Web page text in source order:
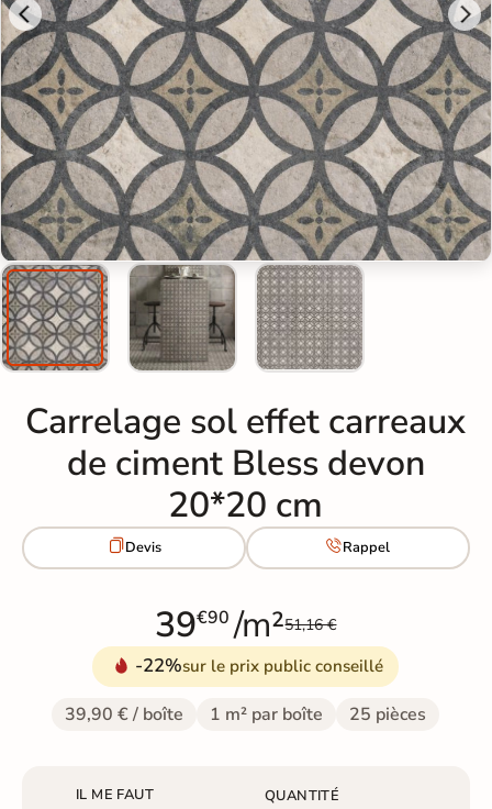
Carrelage sol effet carreaux
de ciment Bless devon
20*20 cm
Devis Rappel
39€90 /m²51,16 €
-22%sur le prix public conseillé
39,90 € / boîte 1 m² par boîte 25 pièces
IL ME FAUT QUANTITÉ